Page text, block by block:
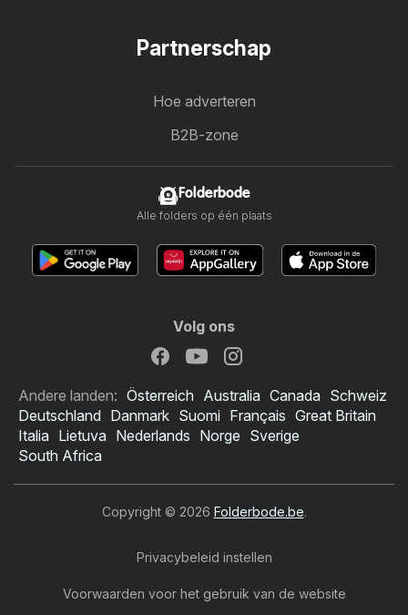
Partnerschap
Hoe adverteren
B2B-zone
Folderbode
Alle folders op één plaats
Volg ons
Andere landen: Österreich Australia Canada Schweiz
Deutschland Danmark Suomi Français Great Britain
Italia Lietuva Nederlands Norge Sverige
South Africa
Copyright © 2026 Folderbode.be.
Privacybeleid instellen
Voorwaarden voor het gebruik van de website